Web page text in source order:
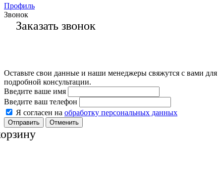
Профиль
Звонок
Заказать звонок
Оставьте свои данные и наши менеджеры свяжутся с вами для
подробной консультации.
Введите ваше имя
Введите ваш телефон
Я согласен на обработку персональных данных
Отменить